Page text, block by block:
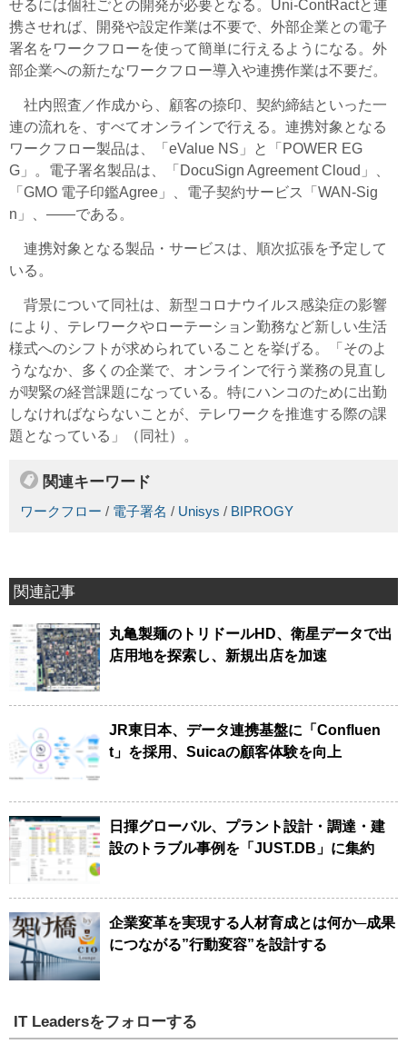
せるには個社ごとの開発が必要となる。Uni-ContRactと連
携させれば、開発や設定作業は不要で、外部企業との電子
署名をワークフローを使って簡単に行えるようになる。外
部企業への新たなワークフロー導入や連携作業は不要だ。
社内照査／作成から、顧客の捺印、契約締結といった一
連の流れを、すべてオンラインで行える。連携対象となる
ワークフロー製品は、「eValue NS」と「POWER EG
G」。電子署名製品は、「DocuSign Agreement Cloud」、
「GMO 電子印鑑Agree」、電子契約サービス「WAN-Sig
n」、――である。
連携対象となる製品・サービスは、順次拡張を予定して
いる。
背景について同社は、新型コロナウイルス感染症の影響
により、テレワークやローテーション勤務など新しい生活
様式へのシフトが求められていることを挙げる。「そのよ
うななか、多くの企業で、オンラインで行う業務の見直し
が喫緊の経営課題になっている。特にハンコのために出勤
しなければならないことが、テレワークを推進する際の課
題となっている」（同社）。
関連キーワード
ワークフロー / 電子署名 / Unisys / BIPROGY
関連記事
丸亀製麺のトリドールHD、衛星データで出
店用地を探索し、新規出店を加速
JR東日本、データ連携基盤に「Confluen
t」を採用、Suicaの顧客体験を向上
日揮グローバル、プラント設計・調達・建
設のトラブル事例を「JUST.DB」に集約
企業変革を実現する人材育成とは何か─成果
につながる”行動変容”を設計する
IT Leadersをフォローする